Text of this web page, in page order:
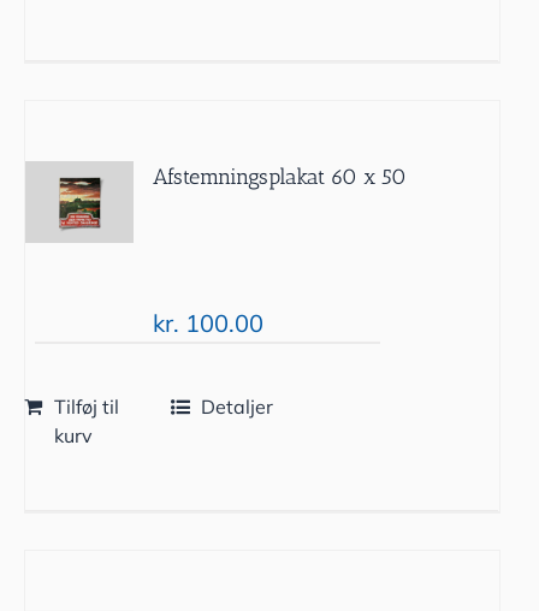
Afstemningsplakat 60 x 50
kr. 100.00
Tilføj til
kurv
Detaljer